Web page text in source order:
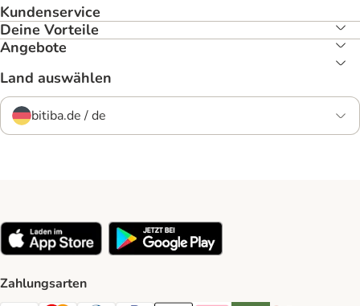
Kundenservice
Deine Vorteile
Angebote
Land auswählen
bitiba.de / de
Zahlungsarten